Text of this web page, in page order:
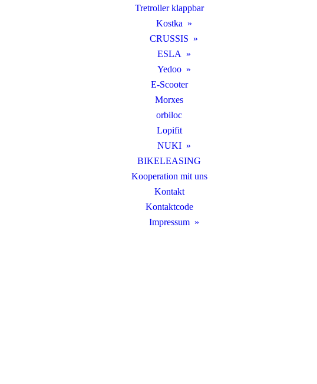
Tretroller klappbar
Kostka
CRUSSIS
ESLA
Yedoo
E-Scooter
Morxes
orbiloc
Lopifit
NUKI
BIKELEASING
Kooperation mit uns
Kontakt
Kontaktcode
Impressum